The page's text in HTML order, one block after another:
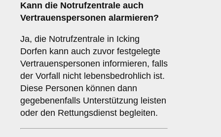
Kann die Notrufzentrale auch
Vertrauenspersonen alarmieren?
Ja, die Notrufzentrale in Icking
Dorfen kann auch zuvor festgelegte
Vertrauenspersonen informieren, falls
der Vorfall nicht lebensbedrohlich ist.
Diese Personen können dann
gegebenenfalls Unterstützung leisten
oder den Rettungsdienst begleiten.